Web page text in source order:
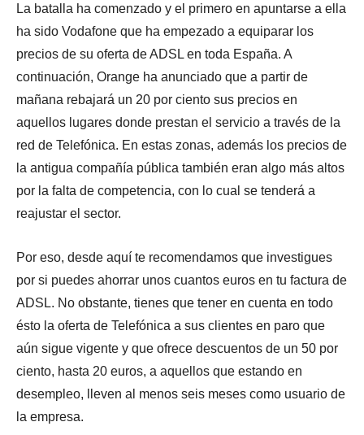
La batalla ha comenzado y el primero en apuntarse a ella
ha sido Vodafone que ha empezado a equiparar los
precios de su oferta de ADSL en toda España. A
continuación, Orange ha anunciado que a partir de
mañana rebajará un 20 por ciento sus precios en
aquellos lugares donde prestan el servicio a través de la
red de Telefónica. En estas zonas, además los precios de
la antigua compañía pública también eran algo más altos
por la falta de competencia, con lo cual se tenderá a
reajustar el sector.
Por eso, desde aquí te recomendamos que investigues
por si puedes ahorrar unos cuantos euros en tu factura de
ADSL. No obstante, tienes que tener en cuenta en todo
ésto la oferta de Telefónica a sus clientes en paro que
aún sigue vigente y que ofrece descuentos de un 50 por
ciento, hasta 20 euros, a aquellos que estando en
desempleo, lleven al menos seis meses como usuario de
la empresa.